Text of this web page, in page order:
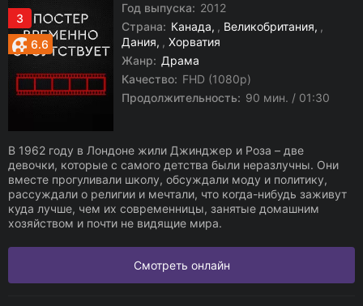
3
6.6
Год выпуска: 2012
Страна: Канада , Великобритания ,
Дания , Хорватия
Жанр: Драма
Качество: FHD (1080p)
Продолжительность: 90 мин. / 01:30
В 1962 году в Лондоне жили Джинджер и Роза – две
девочки, которые с самого детства были неразлучны. Они
вместе прогуливали школу, обсуждали моду и политику,
рассуждали о религии и мечтали, что когда-нибудь заживут
куда лучше, чем их современницы, занятые домашним
хозяйством и почти не видящие мира.
Смотреть онлайн